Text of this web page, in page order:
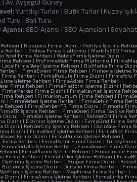
| Av. Ayşegül Güney
Yurtdışı Turları | Butik Turlar | Kuzey
Turu | Bali Turu
Ajansı: SEO Ajansı | SEO Ajansları | Seyahat
| Bizquora Firma Dizini | Profilya İşletme
Rehberi | Profica Firma Platformu | Markify360 Firma
Yerel Firma Rehberi | WebdeFirma İşletme Dizini |
Rehberi | ProFirmaWeb Firma Platformu |
LocalFirma Yerel İşletme Rehberi | BizMarka Firma
| FirmaEvreni Firma Rehberi | Firmovia İşletme
Rehberi | FirmaPusula Firma Dizini | FirmaYolu
İşletme Rehberi | FirmaAdres Firma Rehberi |
Firma Rehberi | FirmaPlatform İşletme Dizini |
FirmaMerkez Firma Dizini | FirmaKaynak İşletme
Rehberi | FirmaKonumum Firma Rehberi |
| FirmaYerleri İşletme Rehberi | FirmaSehir Firma
Rehberi | FirmaRehberiTR Firma Dizini | Firmoria
İşletme Rehberi | FirmaOneri Firma Tavsiye
Dizini | FirmaSet İşletme Rehberi | RehberON Firma
Dizini | Dizinist İşletme Dizini | FirmaGrid Firma
Dizini | RehberCity İşletme Rehberi | DizinSite Firma
Dizini | FirmaNest İşletme Rehberi | FirmaPilot
Firma Dizini | FirmaPulseo İşletme Rehberi |
Firma Rehberi | FirmaPorter Firma Dizini | TurkeyFirms
FirmaPortalio İşletme Rehberi | FirmaSearch Firma
| FirmaPlaneo İşletme Rehberi | FirmaLocate
Firma Rehberi | FirmaLinker İşletme Rehberi |
DijiFirma İşletme Rehberi | Bulpar Firma Dizini | Rebset
BizLenta İşletme Dizini | Dijitalio Firma Rehberi |
İşletme Rehberi | MapFirma Firma Rehberi |
Dizini | FirmaArena İşletme Rehberi | FirmaLinka